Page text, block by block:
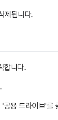
제됩니다.
합니다.
공용 드라이브'를